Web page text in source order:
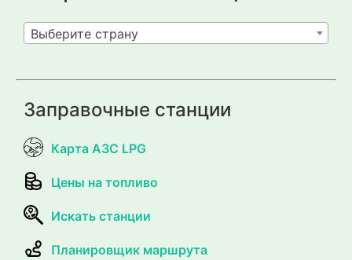
Выберите страну
Заправочные станции
Карта АЗС LPG
Цены на топливо
Искать станции
Планировщик маршрута